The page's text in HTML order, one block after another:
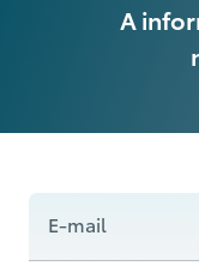
A
E-mail